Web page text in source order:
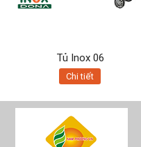
Tủ Inox 06
Chi tiết